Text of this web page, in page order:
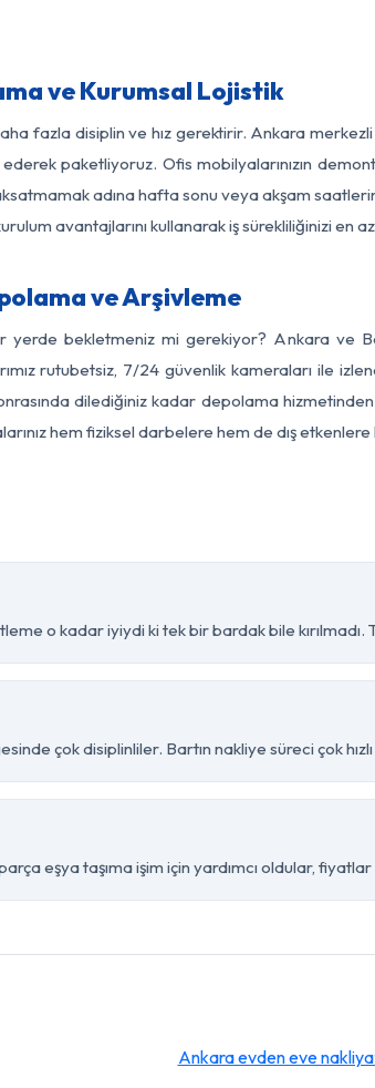
ve Kurumsal Lojistik
fazla disiplin ve hız gerektirir. Ankara
paketliyoruz. Ofis mobilyalarınızın
adına hafta sonu veya akşam
avantajlarını kullanarak iş sürekliliğinizi en
ve Arşivleme
yerde bekletmeniz mi gerekiyor? Ankara ve
rutubetsiz, 7/24 güvenlik kameraları ile
dilediğiniz kadar depolama
hem fiziksel darbelere hem de dış etkenlere
o kadar iyiydi ki tek bir bardak bile kırılmadı.
çok disiplinliler. Bartın nakliye süreci çok
eşya taşıma işim için yardımcı oldular,
Ankara evden eve